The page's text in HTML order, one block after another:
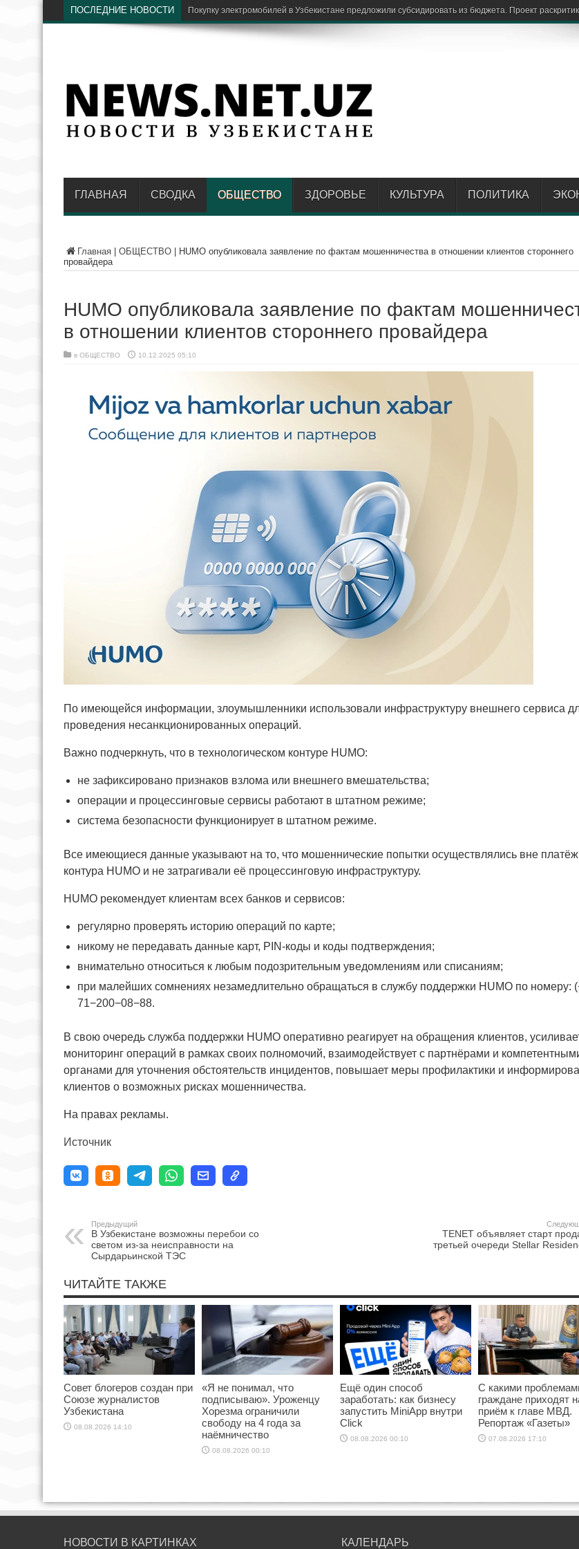
ПОСЛЕДНИЕ НОВОСТИ
ГЛАВНАЯ СВОДКА ОБЩЕСТВО ЗДОРОВЬЕ КУЛЬТУРА ПОЛИТИКА
Главная ОБЩЕСТВО
HUMO опубликовала заявление по фактам мошенничества в отношении клиентов стороннего
провайдера
HUMO опубликовала заявление по фактам
в отношении клиентов стороннего провайдера
в ОБЩЕСТВО 10.12.2025 05:10
По имеющейся информации, злоумышленники использовали инфраструктуру внешнего сервиса
проведения несанкционированных операций.
Важно подчеркнуть, что в технологическом контуре HUMO:
не зафиксировано признаков взлома или внешнего вмешательства;
операции и процессинговые сервисы работают в штатном режиме;
система безопасности функционирует в штатном режиме.
Все имеющиеся данные указывают на то, что мошеннические попытки осуществлялись вне
контура HUMO и не затрагивали её процессинговую инфраструктуру.
HUMO рекомендует клиентам всех банков и сервисов:
регулярно проверять историю операций по карте;
никому не передавать данные карт, PIN-коды и коды подтверждения;
внимательно относиться к любым подозрительным уведомлениям или списаниям;
при малейших сомнениях незамедлительно обращаться в службу поддержки HUMO по номеру:
71−200−08−88.
В свою очередь служба поддержки HUMO оперативно реагирует на обращения клиентов,
мониторинг операций в рамках своих полномочий, взаимодействует с партнёрами и
органами для уточнения обстоятельств инцидентов, повышает меры профилактики и
клиентов о возможных рисках мошенничества.
На правах рекламы.
Источник
Предыдущий
В Узбекистане возможны перебои со
светом из-за неисправности на
Сырдарьинской ТЭС
TENET объявляет старт
третьей очереди Stellar
ЧИТАЙТЕ ТАКЖЕ
Совет блогеров создан при
Союзе журналистов
Узбекистана
08.08.2026 14:10
«Я не понимал, что
подписываю». Уроженцу
Хорезма ограничили
свободу на 4 года за
наёмничество
08.08.2026 00:10
Ещё один способ
заработать: как бизнесу
запустить MiniApp внутри
Click
08.08.2026 00:10
С какими
граждане приходят
приём к главе МВД.
Репортаж «Газеты»
07.08.2026 17:10
НОВОСТИ В КАРТИНКАХ КАЛЕНДАРЬ